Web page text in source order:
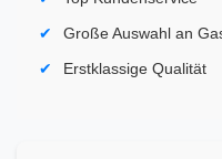
Große Auswahl an
Erstklassige Qualität